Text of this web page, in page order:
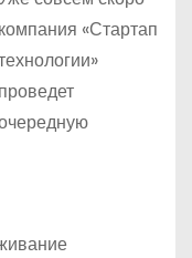
компания «Стартап
проведет